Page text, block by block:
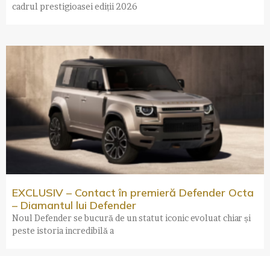
cadrul prestigioasei ediții 2026
EXCLUSIV – Contact în premieră Defender Octa
– Diamantul lui Defender
Noul Defender se bucură de un statut iconic evoluat chiar și
peste istoria incredibilă a